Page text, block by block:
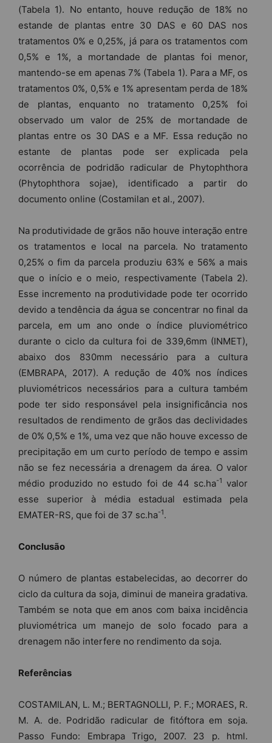
(Tabela 1). No entanto, houve redução de 18% no
estande de plantas entre 30 DAS e 60 DAS nos
tratamentos 0% e 0,25%, já para os tratamentos com
0,5% e 1%, a mortandade de plantas foi menor,
mantendo-se em apenas 7% (Tabela 1). Para a MF, os
tratamentos 0%, 0,5% e 1% apresentam perda de 18%
de plantas, enquanto no tratamento 0,25% foi
observado um valor de 25% de mortandade de
plantas entre os 30 DAS e a MF. Essa redução no
estante de plantas pode ser explicada pela
ocorrência de podridão radicular de Phytophthora
(Phytophthora sojae), identificado a partir do
documento online (Costamilan et al., 2007).
Na produtividade de grãos não houve interação entre
os tratamentos e local na parcela. No tratamento
0,25% o fim da parcela produziu 63% e 56% a mais
que o início e o meio, respectivamente (Tabela 2).
Esse incremento na produtividade pode ter ocorrido
devido a tendência da água se concentrar no final da
parcela, em um ano onde o índice pluviométrico
durante o ciclo da cultura foi de 339,6mm (INMET),
abaixo dos 830mm necessário para a cultura
(EMBRAPA, 2017). A redução de 40% nos índices
pluviométricos necessários para a cultura também
pode ter sido responsável pela insignificância nos
resultados de rendimento de grãos das declividades
de 0% 0,5% e 1%, uma vez que não houve excesso de
precipitação em um curto período de tempo e assim
não se fez necessária a drenagem da área. O valor
médio produzido no estudo foi de 44 sc.ha-1 valor
esse superior à média estadual estimada pela
EMATER-RS, que foi de 37 sc.ha-1.
Conclusão
O número de plantas estabelecidas, ao decorrer do
ciclo da cultura da soja, diminui de maneira gradativa.
Também se nota que em anos com baixa incidência
pluviométrica um manejo de solo focado para a
drenagem não interfere no rendimento da soja.
Referências
COSTAMILAN, L. M.; BERTAGNOLLI, P. F.; MORAES, R.
M. A. de. Podridão radicular de fitóftora em soja.
Passo Fundo: Embrapa Trigo, 2007. 23 p. html.